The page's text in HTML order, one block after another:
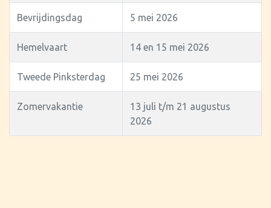
Bevrijdingsdag 5 mei 2026
Hemelvaart 14 en 15 mei 2026
Tweede Pinksterdag 25 mei 2026
Zomervakantie
13 juli t/m 21 augustus
2026